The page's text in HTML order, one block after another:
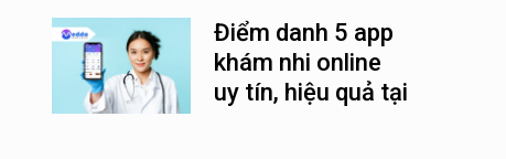
Điểm danh 5 app
khám nhi online
uy tín, hiệu quả tại